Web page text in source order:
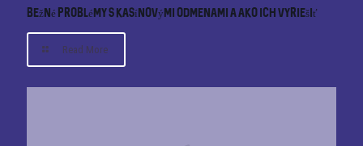
Bežné problémy s kasínovými odmenami a ako ich vyriešiť
Read More